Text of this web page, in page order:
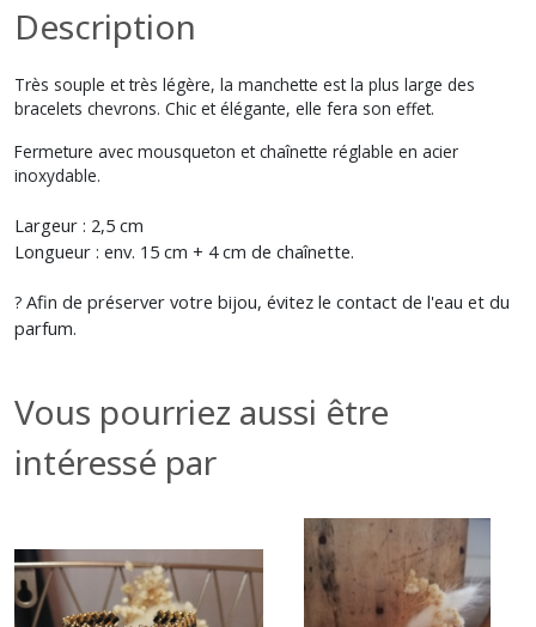
Description
Très souple et très légère, la manchette est la plus large des
bracelets chevrons. Chic et élégante, elle fera son effet.
Fermeture avec mousqueton et chaînette réglable en acier
inoxydable.
Largeur : 2,5 cm
Longueur : env. 15 cm + 4 cm de chaînette.
? Afin de préserver votre bijou, évitez le contact de l'eau et du
parfum.
Vous pourriez aussi être
intéressé par